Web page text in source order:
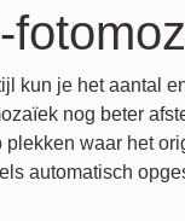
kun je het aantal
nog beter
plekken waar het
automatisch